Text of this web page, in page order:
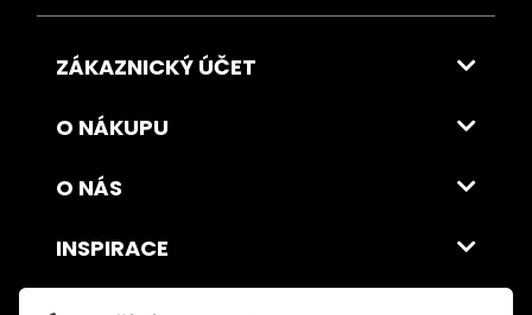
ZÁKAZNICKÝ ÚČET
O NÁKUPU
O NÁS
INSPIRACE
DOPRAVA A PLATBA